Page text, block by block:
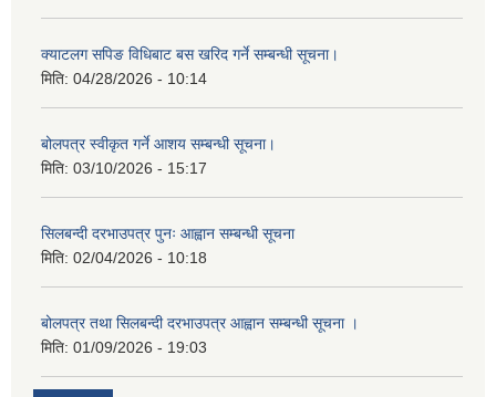
क्याटलग सपिङ विधिबाट बस खरिद गर्ने सम्बन्धी सूचना।
मिति: 04/28/2026 - 10:14
बोलपत्र स्वीकृत गर्ने आशय सम्बन्धी सूचना।
मिति: 03/10/2026 - 15:17
सिलबन्दी दरभाउपत्र पुनः आह्वान सम्बन्धी सूचना
मिति: 02/04/2026 - 10:18
बोलपत्र तथा सिलबन्दी दरभाउपत्र आह्वान सम्बन्धी सूचना ।
मिति: 01/09/2026 - 19:03